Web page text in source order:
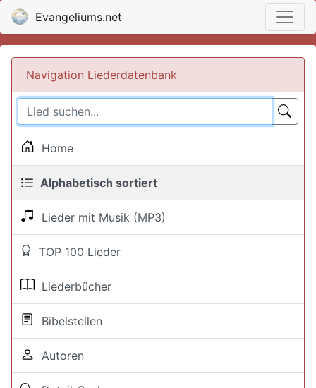
Evangeliums.net
Navigation Liederdatenbank
Home
Alphabetisch sortiert
Lieder mit Musik (MP3)
TOP 100 Lieder
Liederbücher
Bibelstellen
Autoren